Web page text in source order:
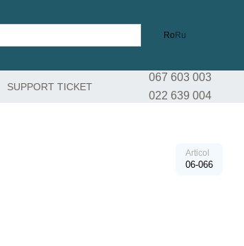
Ro Ru
SUPPORT TICKET
067 603 003
022 639 004
Articol
06-066